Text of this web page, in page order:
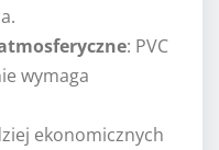
: PVC
wymaga
ekonomicznych